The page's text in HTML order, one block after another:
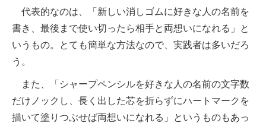
代表的なのは、「新しい消しゴムに好きな人の名前を
書き、最後まで使い切ったら相手と両想いになれる」と
いうもの。とても簡単な方法なので、実践者は多いだろ
う。
また、「シャープペンシルを好きな人の名前の文字数
だけノックし、長く出した芯を折らずにハートマークを
描いて塗りつぶせば両想いになれる」というものもあっ